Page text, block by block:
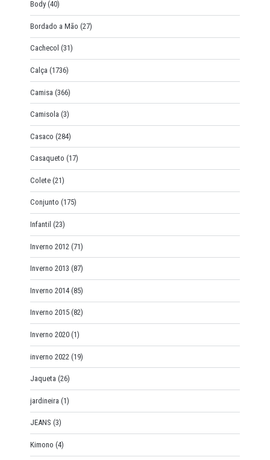
Body (40)
Bordado a Mão (27)
Cachecol (31)
Calça (1736)
Camisa (366)
Camisola (3)
Casaco (284)
Casaqueto (17)
Colete (21)
Conjunto (175)
Infantil (23)
Inverno 2012 (71)
Inverno 2013 (87)
Inverno 2014 (85)
Inverno 2015 (82)
Inverno 2020 (1)
inverno 2022 (19)
Jaqueta (26)
jardineira (1)
JEANS (3)
Kimono (4)